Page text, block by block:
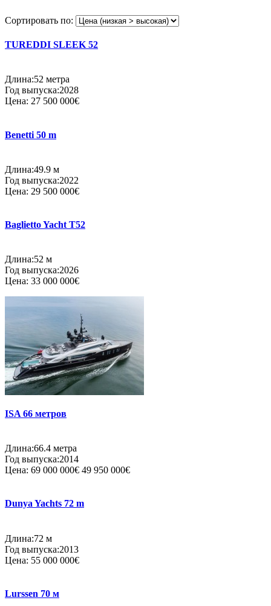
Сортировать по:
TUREDDI SLEEK 52
Длина:52 метра
Год выпуска:2028
Цена: 27 500 000€
Benetti 50 m
Длина:49.9 м
Год выпуска:2022
Цена: 29 500 000€
Baglietto Yacht T52
Длина:52 м
Год выпуска:2026
Цена: 33 000 000€
ISA 66 метров
Длина:66.4 метра
Год выпуска:2014
Цена: 69 000 000€ 49 950 000€
Dunya Yachts 72 m
Длина:72 м
Год выпуска:2013
Цена: 55 000 000€
Lurssen 70 м